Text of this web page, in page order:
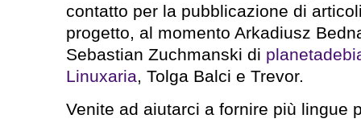
contatto per la pubblicazione di
progetto, al momento Arkadiusz
Sebastian Zuchmanski di
Linuxaria, Tolga Balci e Trevor.
Venite ad aiutarci a fornire più lingue